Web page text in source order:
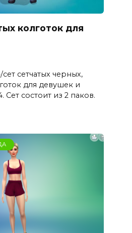
колготок для
сетчатых черных,
для девушек и
состоит из 2 паков.